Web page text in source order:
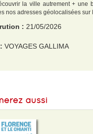
la ville autrement + une
nos adresses géolocalisées sur
: 21/05/2026
VOYAGES GALLIMA
120
g
aussi